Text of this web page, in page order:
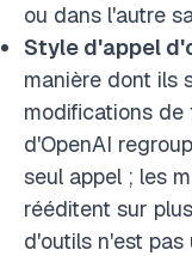
ou dans l'autre
Style d'appel
manière dont ils
modifications de
d'OpenAI
seul appel ; les
rééditent sur
d'outils n'est